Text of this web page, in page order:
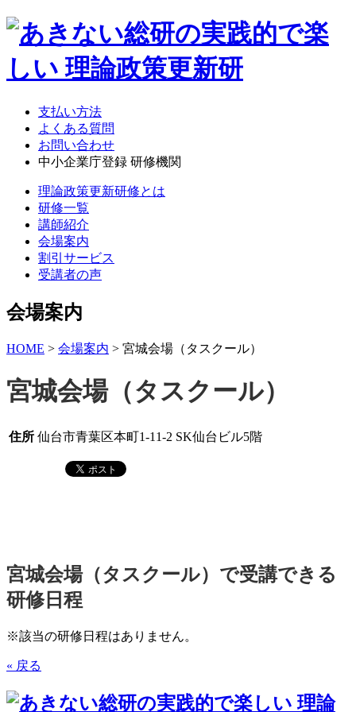
支払い方法
よくある質問
お問い合わせ
中小企業庁登録 研修機関
理論政策更新研修とは
研修一覧
講師紹介
会場案内
割引サービス
受講者の声
会場案内
HOME > 会場案内 > 宮城会場（タスクール）
宮城会場（タスクール）
住所 仙台市青葉区本町1-11-2 SK仙台ビル5階
宮城会場（タスクール）で受講できる
研修日程
※該当の研修日程はありません。
« 戻る